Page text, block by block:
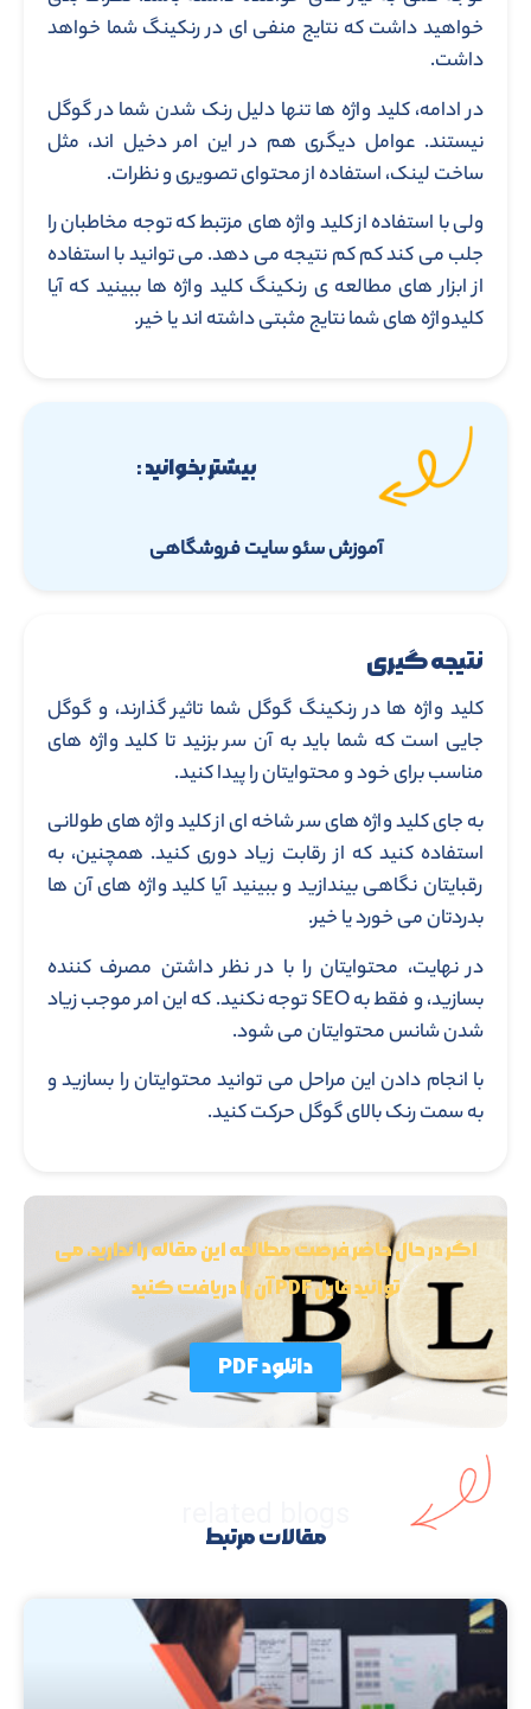
خواهید داشت که نتایج منفی ای در رنکینگ شما خواهد
داشت.
در ادامه، کلید واژه ها تنها دلیل رنک شدن شما در گوگل
نیستند. عوامل دیگری هم در این امر دخیل اند، مثل
ساخت لینک، استفاده از محتوای تصویری و نظرات.
ولی با استفاده از کلید واژه های مزتبط که توجه مخاطبان را
جلب می کند کم کم نتیجه می دهد. می توانید با استفاده
از ابزار های مطالعه ی رنکینگ کلید واژه ها ببینید که آیا
کلیدواژه های شما نتایج مثبتی داشته اند یا خیر.
بیشتر بخوانید :
آموزش سئو سایت فروشگاهی
نتیجه گیری
کلید واژه ها در رنکینگ گوگل شما تاثیر گذارند، و گوگل
جایی است که شما باید به آن سر بزنید تا کلید واژه های
مناسب برای خود و محتوایتان را پیدا کنید.
به جای کلید واژه های سر شاخه ای از کلید واژه های طولانی
استفاده کنید که از رقابت زیاد دوری کنید. همچنین، به
رقبایتان نگاهی بیندازید و ببینید آیا کلید واژه های آن ها
بدردتان می خورد یا خیر.
در نهایت، محتوایتان را با در نظر داشتن مصرف کننده
بسازید، و فقط به SEO توجه نکنید. که این امر موجب زیاد
شدن شانس محتوایتان می شود.
با انجام دادن این مراحل می توانید محتوایتان را بسازید و
به سمت رنک بالای گوگل حرکت کنید.
اگر در حال حاضر فرصت مطالعه این مقاله را ندارید، می
توانید فایل PDF آن را دریافت کنید
دانلود PDF
مقالات مرتبط